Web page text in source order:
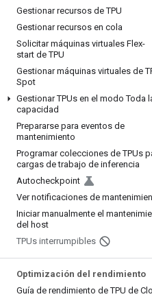
Gestionar recursos de TPU
Gestionar recursos en cola
Solicitar máquinas virtuales Flex-
start de TPU
Gestionar máquinas virtuales de
Spot
Gestionar TPUs en el modo Toda
capacidad
Prepararse para eventos de
mantenimiento
Programar colecciones de TPUs
cargas de trabajo de inferencia
Autocheckpoint
Ver notificaciones de
Iniciar manualmente el
del host
TPUs interrumpibles
Optimización del rendimiento
Guía de rendimiento de TPU de